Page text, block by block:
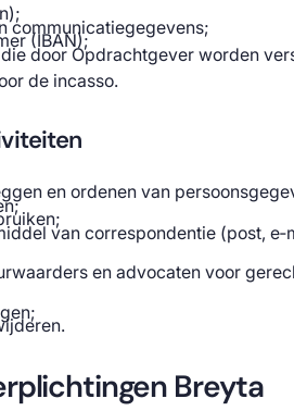
communicatiegegevens;
(IBAN);
door Opdrachtgever worden
de incasso.
en ordenen van
van correspondentie (post,
en advocaten voor
Breyta